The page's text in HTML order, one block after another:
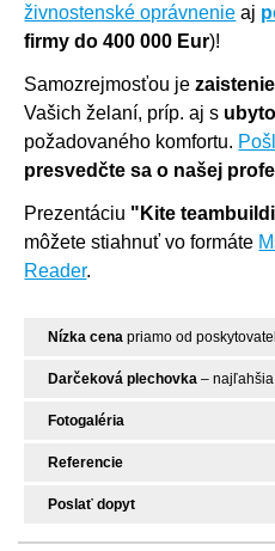
živnostenské oprávnenie aj
firmy do 400 000 Eur)!
Samozrejmosťou je
Vašich želaní, príp. aj s
požadovaného komfortu.
presvedčte sa o našej
Prezentáciu "Kite
môžete stiahnuť vo formáte
Reader.
Nízka cena priamo od
Darčeková plechovka – najľahšia
Fotogaléria
Referencie
Poslať dopyt